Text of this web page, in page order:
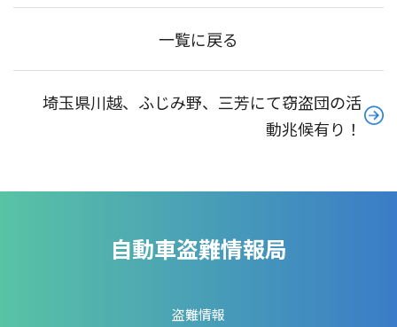
一覧に戻る
埼玉県川越、ふじみ野、三芳にて窃盗団の活
動兆候有り！
自動車盗難情報局
盗難情報